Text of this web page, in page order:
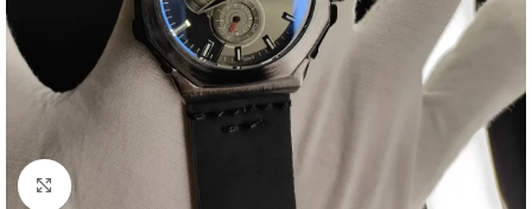
Click to enlarge